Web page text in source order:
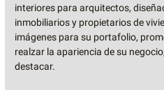
interiores para arquitectos,
inmobiliarios y propietarios de
imágenes para su portafolio,
realzar la apariencia de su
destacar.